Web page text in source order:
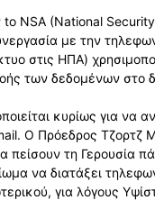
NSA (National
με την
στις ΗΠΑ)
των δεδομένων στο
κυρίως για να
Ο Πρόεδρος Τζορτζ
τη Γερουσία
να διατάξει
για λόγους